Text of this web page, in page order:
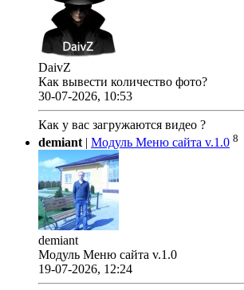
DaivZ
Как вывести количество фото?
30-07-2026, 10:53
Как у вас загружаются видео ?
demiant | Модуль Меню сайта v.1.0 8
demiant
Модуль Меню сайта v.1.0
19-07-2026, 12:24